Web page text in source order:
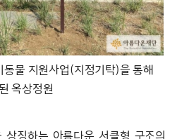
물 지원사업(지정기탁)을 통해
옥상정원
징하는 아름다운 서클형 구조의